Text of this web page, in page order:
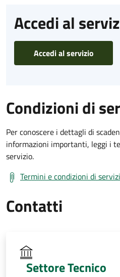
Accedi al
Accedi al servizio
Condizioni di
Per conoscere i dettagli di
informazioni importanti, leggi i
servizio.
Termini e condizioni di
Contatti
Settore Tecnico